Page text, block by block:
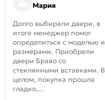
Мария
Долго выбирали двери, в
итоге менеджер помог
определиться с моделью и
размерами. Приобрели
двери Браво со
стеклянными вставками. В
целом, покупка прошла
гладко,...